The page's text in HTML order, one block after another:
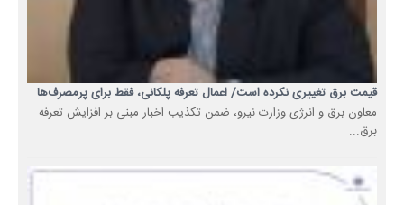
قیمت برق تغییری نکرده است/ اعمال تعرفه پلکانی، فقط برای پرمصرف‌ها
معاون برق و انرژی وزارت نیرو، ضمن تکذیب اخبار مبنی بر افزایش تعرفه
برق...